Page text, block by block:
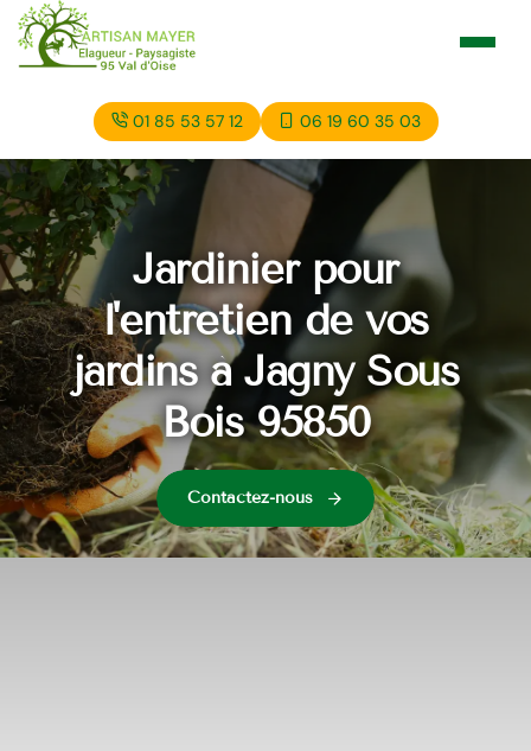
01 85 53 57 12 06 19 60 35 03
Jardinier pour
l'entretien de vos
jardins à Jagny Sous
Bois 95850
Contactez-nous